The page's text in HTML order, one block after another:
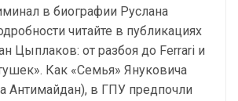
в биографии Руслана
читайте в публикациях
Цыплаков: от разбоя до Ferrari и
Как «Семья» Януковича
Антимайдан), в ГПУ предпочли